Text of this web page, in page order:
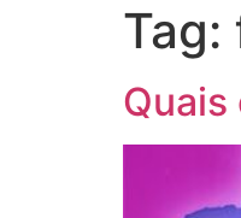
Tag:
Quais